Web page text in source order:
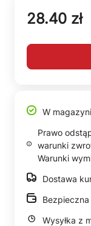
28.40 zł
W
Prawo
warunki
Warunki
Dostawa
Bezpieczna
Wysyłka z